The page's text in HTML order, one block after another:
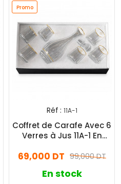
Promo
Réf : 11A-1
Coffret de Carafe Avec 6
Verres à Jus 11A-1 En
99,000 DT
69,000 DT
En stock